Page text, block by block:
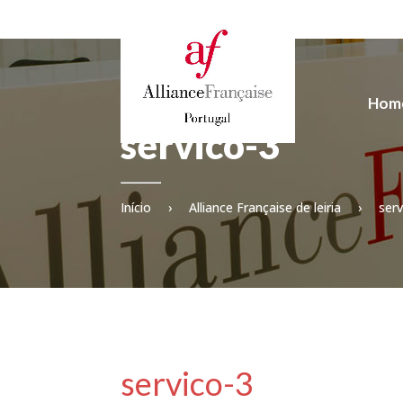
servico-3
Início › Alliance Française de leiria ›
servico-3